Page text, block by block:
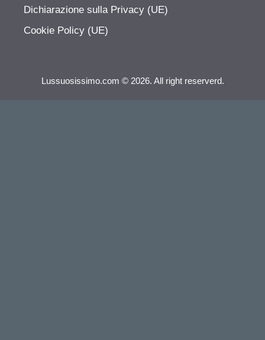
Dichiarazione sulla Privacy (UE)
Cookie Policy (UE)
Lussuosissimo.com © 2026. All right reserverd.